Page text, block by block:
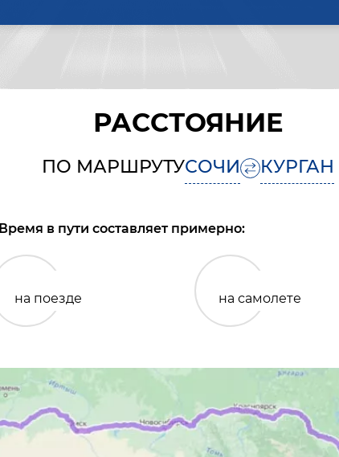
РАССТОЯНИЕ
ПО МАРШРУТУСОЧИ КУРГАН
Время в пути составляет примерно:
на поезде на самолете